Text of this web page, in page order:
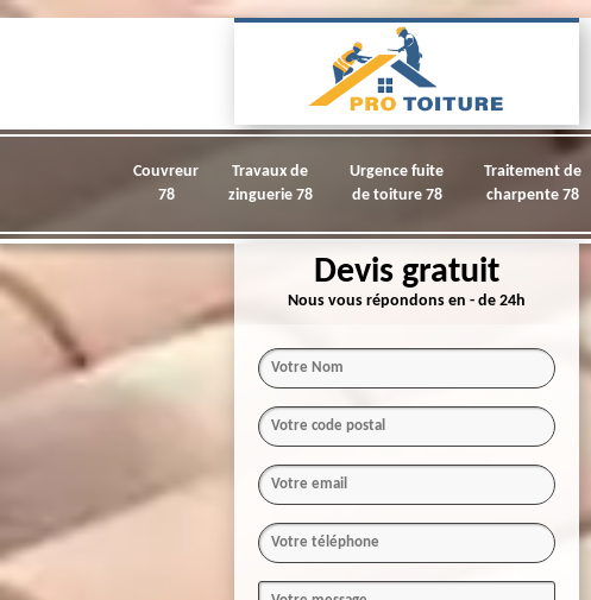
Couvreur
78
Travaux de
zinguerie 78
Urgence fuite
de toiture 78
Traitement de
charpente 78
Devis gratuit
Nous vous répondons en - de 24h